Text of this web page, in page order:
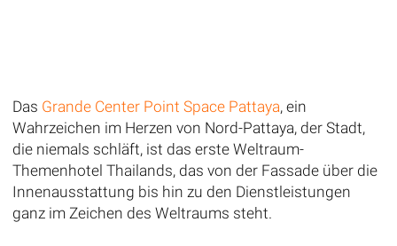
Das Grande Center Point Space Pattaya, ein
Wahrzeichen im Herzen von Nord-Pattaya, der Stadt,
die niemals schläft, ist das erste Weltraum-
Themenhotel Thailands, das von der Fassade über die
Innenausstattung bis hin zu den Dienstleistungen
ganz im Zeichen des Weltraums steht.